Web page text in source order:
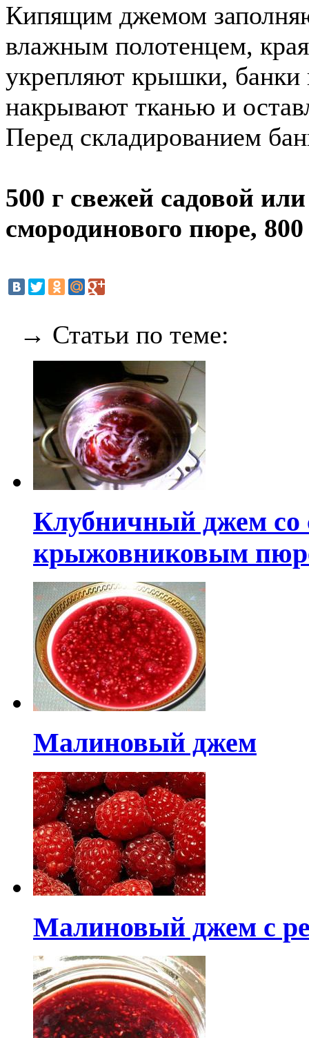
Кипящим джемом
влажным полотенцем,
укрепляют крышки, банки
накрывают тканью и
Перед складированием
500 г свежей садовой
смородинового пюре, 800
→ Статьи по теме:
Клубничный джем
крыжовниковым
Малиновый джем
Малиновый джем с